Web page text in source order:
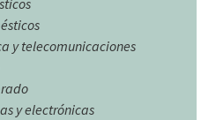
y telecomunicaciones
y electrónicas